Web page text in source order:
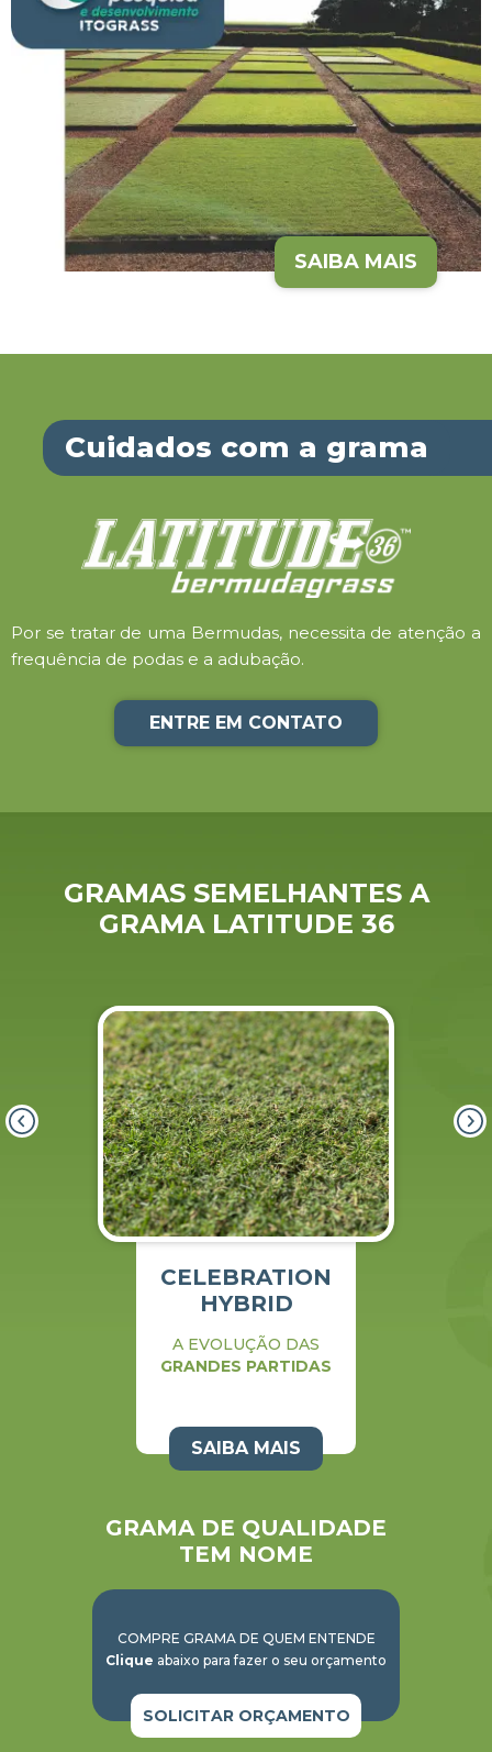
SAIBA MAIS
Cuidados com a grama
Por se tratar de uma Bermudas, necessita de atenção a
frequência de podas e a adubação.
ENTRE EM CONTATO
GRAMAS SEMELHANTES A
GRAMA LATITUDE 36
NORTHBRIDGE
ALTA PERFORMANCE
EM QUALQUER
SAIBA MAIS
Próximo
GRAMA DE QUALIDADE
TEM NOME
COMPRE GRAMA DE QUEM ENTENDE
Clique abaixo para fazer o seu orçamento
SOLICITAR ORÇAMENTO